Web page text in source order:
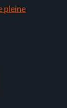
pleine